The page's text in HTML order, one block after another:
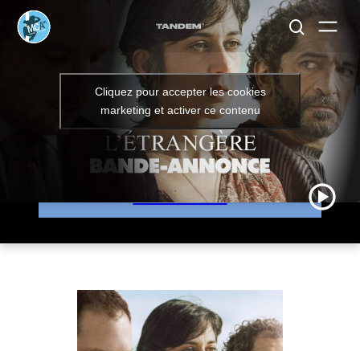
L’ETRANGÈRE
Mardi 07 juillet à 17h45
JE RESERVE
Cliquez pour accepter les cookies
marketing et activer ce contenu